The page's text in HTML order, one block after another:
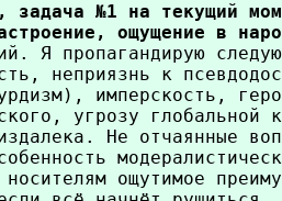
задача №1 на текущий
ощущение в
Я пропагандирую
неприязнь к
имперскость,
угрозу глобальной
Не отчаянные
ощутимое